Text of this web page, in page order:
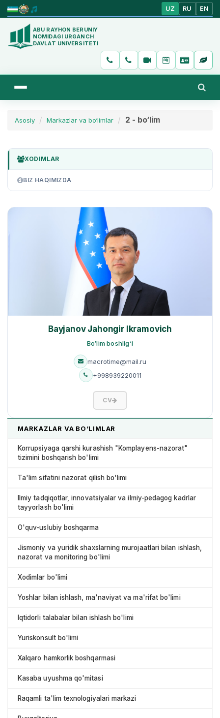
UZ RU EN
ABU RAYHON BERUNIY
NOMIDAGI URGANCH
DAVLAT UNIVERSITETI
Asosiy Markazlar va bo‘limlar 2 - bo‘lim
XODIMLAR
BIZ HAQIMIZDA
Bayjanov Jahongir Ikramovich
Bo‘lim boshlig‘i
macrotime@mail.ru
+998939220011
CV
MARKAZLAR VA BO‘LIMLAR
Korrupsiyaga qarshi kurashish "Komplayens-nazorat"
tizimini boshqarish bo'limi
Ta'lim sifatini nazorat qilish bo'limi
Ilmiy tadqiqotlar, innovatsiyalar va ilmiy-pedagog kadrlar
tayyorlash bo'limi
O'quv-uslubiy boshqarma
Jismoniy va yuridik shaxslarning murojaatlari bilan ishlash,
nazorat va monitoring bo'limi
Xodimlar bo'limi
Yoshlar bilan ishlash, ma'naviyat va ma'rifat bo'limi
Iqtidorli talabalar bilan ishlash bo'limi
Yuriskonsult bo'limi
Xalqaro hamkorlik boshqarmasi
Kasaba uyushma qo'mitasi
Raqamli ta'lim texnologiyalari markazi